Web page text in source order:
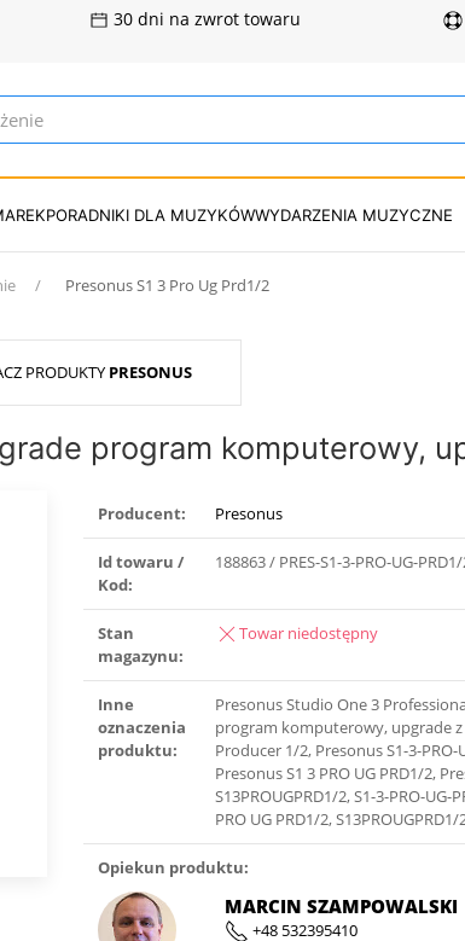
30 dni na zwrot towaru
PORADNIKI DLA MUZYKÓWWYDARZENIA MUZYCZNE
Presonus S1 3 Pro Ug Prd1/2
PRODUKTY PRESONUS
program komputerowy,
Producent: Presonus
Id towaru /
Kod:
188863 / PRES-S1-3-PRO-UG-
Stan
magazynu:
Towar niedostępny
Inne
oznaczenia
produktu:
Presonus Studio One 3
program komputerowy, upgrade
Producer 1/2, Presonus S1-3-PRO-
Presonus S1 3 PRO UG PRD1/2,
S13PROUGPRD1/2, S1-3-PRO-UG-
PRO UG PRD1/2, S13PROUGPRD1/
Opiekun produktu:
MARCIN SZAMPOWALSKI
+48 532395410